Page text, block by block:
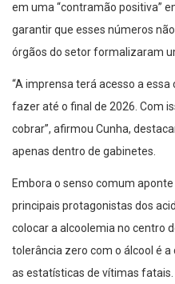
em uma “contramão positiva”
garantir que esses números
órgãos do setor formalizaram
“A imprensa terá acesso a
fazer até o final de 2026. Com
cobrar”, afirmou Cunha,
apenas dentro de gabinetes.
Embora o senso comum
principais protagonistas dos
colocar a alcoolemia no centro
tolerância zero com o álcool é
as estatísticas de vítimas fatais.